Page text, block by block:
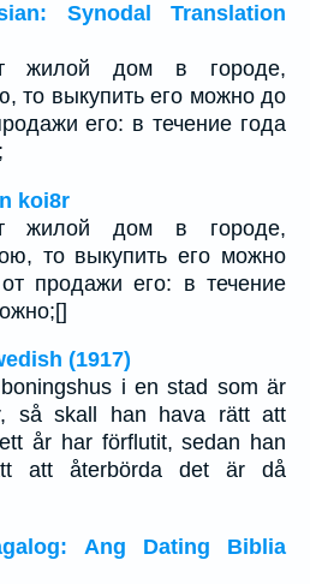
Synodal Translation
жилой дом в городе,
то выкупить его можно до
его: в течение года
koi8r
жилой дом в городе,
то выкупить его можно
продажи его: в течение
(1917)
i en stad som är
så skall han hava rätt att
år har förflutit, sedan han
att återbörda det är då
Ang Dating Biblia